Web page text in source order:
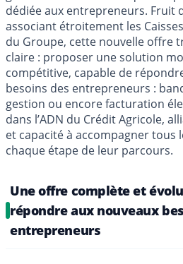
dédiée aux entrepreneurs. Fruit
associant étroitement les
du Groupe, cette nouvelle offre
claire : proposer une solution
compétitive, capable de
besoins des entrepreneurs :
gestion ou encore facturation
dans l’ADN du Crédit Agricole,
et capacité à accompagner tous
chaque étape de leur parcours.
Une offre complète et
répondre aux nouveaux
entrepreneurs